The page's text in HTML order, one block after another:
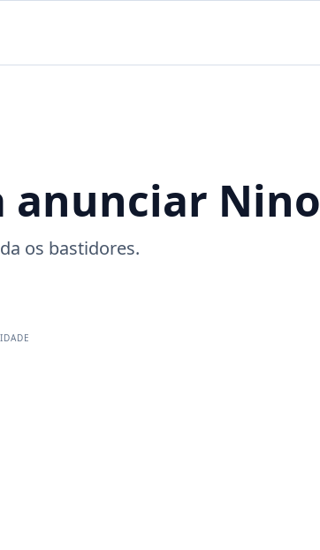
anunciar Nino
os bastidores.